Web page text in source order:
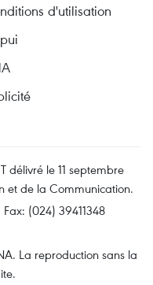
d'utilisation
délivré le 11 septembre
et de la Communication.
(024) 39411348
La reproduction sans la